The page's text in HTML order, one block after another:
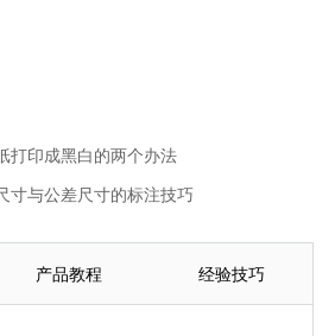
打印成黑白的两个办法
寸与公差尺寸的标注技巧
产品教程 经验技巧